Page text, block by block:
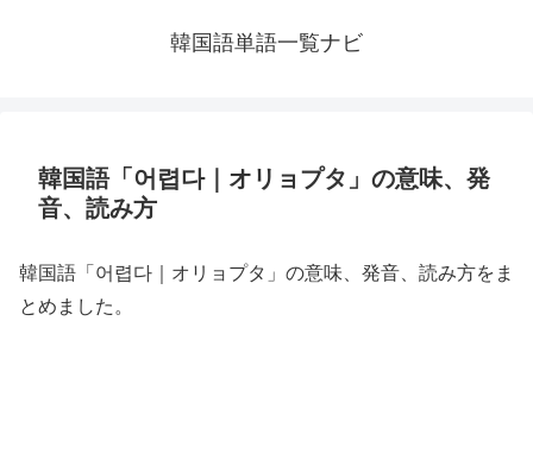
韓国語単語一覧ナビ
韓国語「어렵다｜オリョプタ」の意味、発
音、読み方
韓国語「어렵다｜オリョプタ」の意味、発音、読み方をま
とめました。